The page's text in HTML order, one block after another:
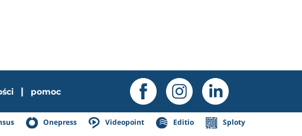
| pomoc
Onepress Videopoint Editio Sploty